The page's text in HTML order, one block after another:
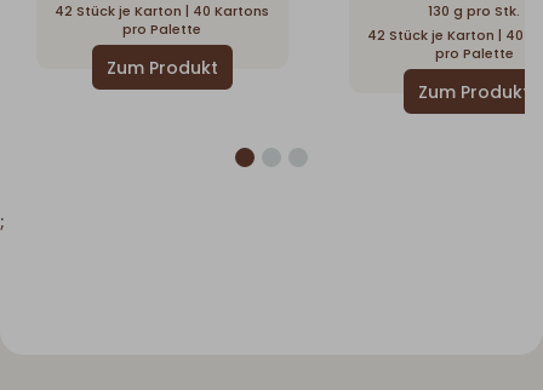
42 Stück je Karton | 40 Kartons
pro Palette
130 g pro Stk.
42 Stück je Karton | 40
pro Palette
;